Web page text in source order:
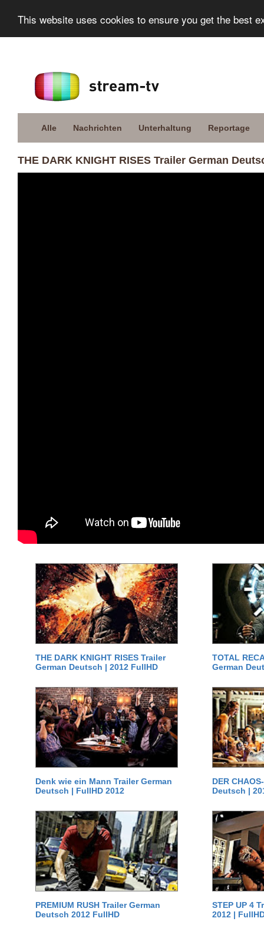
This website uses cookies to ensure you get the best
Alle Nachrichten Unterhaltung Reportage
THE DARK KNIGHT RISES Trailer German
THE DARK KNIGHT RISES Trailer
German Deutsch | 2012 FullHD
TOTAL
German
Denk wie ein Mann Trailer German
Deutsch | FullHD 2012
DER
Deutsch |
PREMIUM RUSH Trailer German
Deutsch 2012 FullHD
STEP UP 4
2012 |